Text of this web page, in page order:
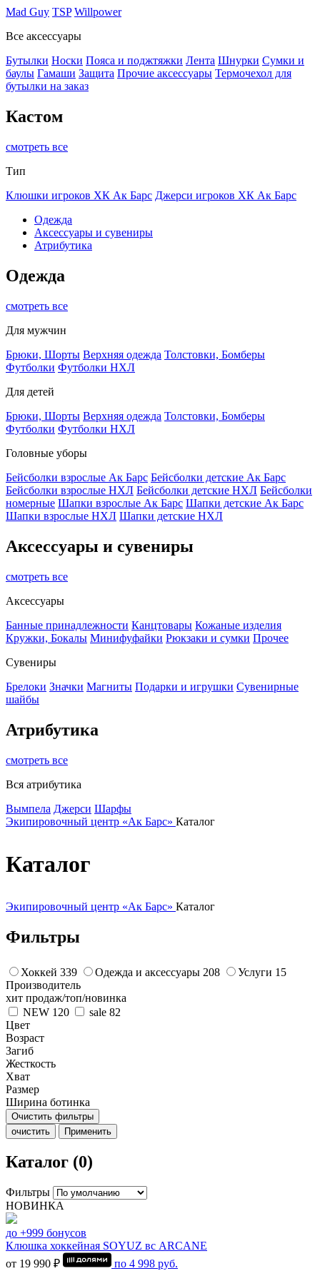
Mad Guy TSP Willpower
Все аксессуары
Бутылки Носки Пояса и поджтяжки Лента Шнурки Сумки и
баулы Гамаши Защита Прочие аксессуары Термочехол для
бутылки на заказ
Кастом
смотреть все
Тип
Клюшки игроков ХК Ак Барс Джерси игроков ХК Ак Барс
Одежда
Аксессуары и сувениры
Атрибутика
Одежда
смотреть все
Для мужчин
Брюки, Шорты Верхняя одежда Толстовки, Бомберы
Футболки Футболки НХЛ
Для детей
Брюки, Шорты Верхняя одежда Толстовки, Бомберы
Футболки Футболки НХЛ
Головные уборы
Бейсболки взрослые Ак Барс Бейсболки детские Ак Барс
Бейсболки взрослые НХЛ Бейсболки детские НХЛ Бейсболки
номерные Шапки взрослые Ак Барс Шапки детские Ак Барс
Шапки взрослые НХЛ Шапки детские НХЛ
Аксессуары и сувениры
смотреть все
Аксессуары
Банные принадлежности Канцтовары Кожаные изделия
Кружки, Бокалы Минифуфайки Рюкзаки и сумки Прочее
Сувениры
Брелоки Значки Магниты Подарки и игрушки Сувенирные
шайбы
Атрибутика
смотреть все
Вся атрибутика
Вымпела Джерси Шарфы
Экипировочный центр «Ак Барс» Каталог
Каталог
Экипировочный центр «Ак Барс» Каталог
Фильтры
Хоккей 339 Одежда и аксессуары 208 Услуги 15
Производитель
хит продаж/топ/новинка
NEW 120 sale 82
Цвет
Возраст
Загиб
Жесткость
Хват
Размер
Ширина ботинка
Очистить фильтры
очистить
Применить
Каталог (0)
Фильтры
НОВИНКА
до +999 бонусов
Клюшка хоккейная SOYUZ вс ARCANE
от 19 990 ₽
по 4 998 руб.